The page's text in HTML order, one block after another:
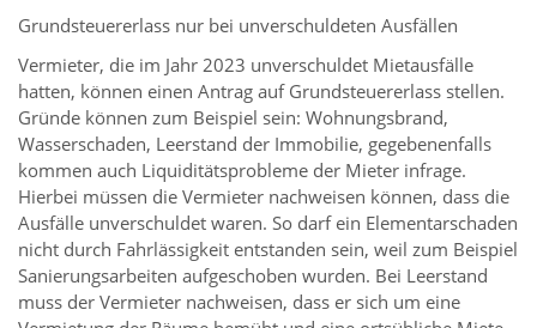
Grundsteuererlass nur bei unverschuldeten Ausfällen
Vermieter, die im Jahr 2023 unverschuldet Mietausfälle
hatten, können einen Antrag auf Grundsteuererlass stellen.
Gründe können zum Beispiel sein: Wohnungsbrand,
Wasserschaden, Leerstand der Immobilie, gegebenenfalls
kommen auch Liquiditätsprobleme der Mieter infrage.
Hierbei müssen die Vermieter nachweisen können, dass die
Ausfälle unverschuldet waren. So darf ein Elementarschaden
nicht durch Fahrlässigkeit entstanden sein, weil zum Beispiel
Sanierungsarbeiten aufgeschoben wurden. Bei Leerstand
muss der Vermieter nachweisen, dass er sich um eine